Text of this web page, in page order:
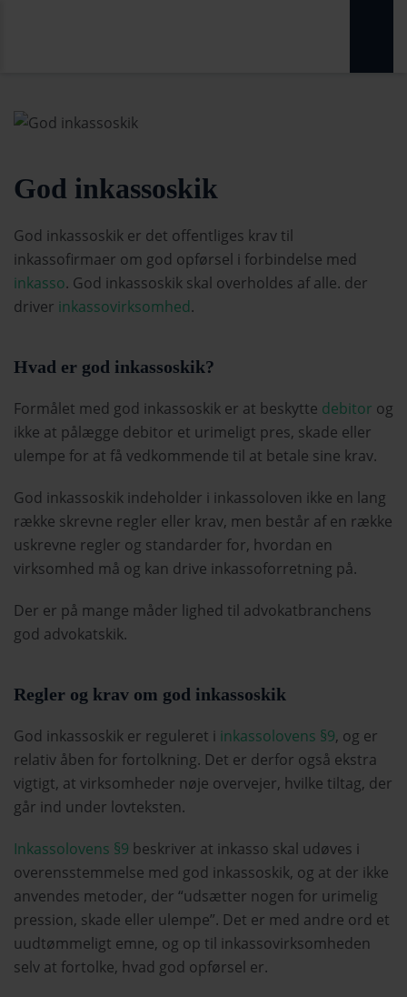
God inkassoskik
God inkassoskik er det offentliges krav til
inkassofirmaer om god opførsel i forbindelse med
inkasso. God inkassoskik skal overholdes af alle. der
driver inkassovirksomhed.
Hvad er god inkassoskik?
Formålet med god inkassoskik er at beskytte debitor og
ikke at pålægge debitor et urimeligt pres, skade eller
ulempe for at få vedkommende til at betale sine krav.
God inkassoskik indeholder i inkassoloven ikke en lang
række skrevne regler eller krav, men består af en række
uskrevne regler og standarder for, hvordan en
virksomhed må og kan drive inkassoforretning på.
Der er på mange måder lighed til advokatbranchens
god advokatskik.
Regler og krav om god inkassoskik
God inkassoskik er reguleret i inkassolovens §9, og er
relativ åben for fortolkning. Det er derfor også ekstra
vigtigt, at virksomheder nøje overvejer, hvilke tiltag, der
går ind under lovteksten.
Inkassolovens §9 beskriver at inkasso skal udøves i
overensstemmelse med god inkassoskik, og at der ikke
anvendes metoder, der “udsætter nogen for urimelig
pression, skade eller ulempe”. Det er med andre ord et
uudtømmeligt emne, og op til inkassovirksomheden
selv at fortolke, hvad god opførsel er.